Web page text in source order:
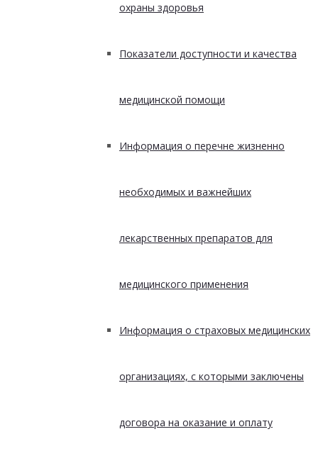
охраны здоровья
Показатели доступности и качества
медицинской помощи
Информация о перечне жизненно
необходимых и важнейших
лекарственных препаратов для
медицинского применения
Информация о страховых медицинских
организациях, с которыми заключены
договора на оказание и оплату